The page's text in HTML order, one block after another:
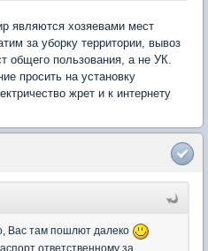
являются хозяевами мест
за уборку территории, вывоз
общего пользования, а не УК.
просить на установку
жрет и к интернету
Вас там пошлют далеко
ответственному за